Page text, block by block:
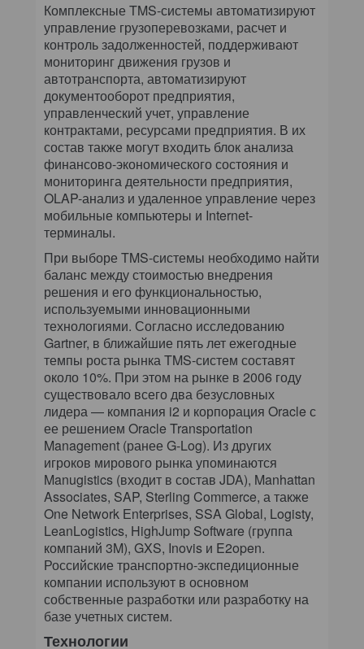
Комплексные TMS-системы автоматизируют
управление грузоперевозками, расчет и
контроль задолженностей, поддерживают
мониторинг движения грузов и
автотранспорта, автоматизируют
документооборот предприятия,
управленческий учет, управление
контрактами, ресурсами предприятия. В их
состав также могут входить блок анализа
финансово-экономического состояния и
мониторинга деятельности предприятия,
OLAP-анализ и удаленное управление через
мобильные компьютеры и Internet-
терминалы.
При выборе TMS-системы необходимо найти
баланс между стоимостью внедрения
решения и его функциональностью,
используемыми инновационными
технологиями. Согласно исследованию
Gartner, в ближайшие пять лет ежегодные
темпы роста рынка TMS-систем составят
около 10%. При этом на рынке в 2006 году
существовало всего два безусловных
лидера — компания i2 и корпорация Oracle с
ее решением Oracle Transportation
Management (ранее G-Log). Из других
игроков мирового рынка упоминаются
Manugistics (входит в состав JDA), Manhattan
Associates, SAP, Sterling Commerce, а также
One Network Еnterprises, SSA Global, Logisty,
LeanLogistics, HighJump Software (группа
компаний 3M), GXS, Inovis и E2open.
Российские транспортно-экспедиционные
компании используют в основном
собственные разработки или разработку на
базе учетных систем.
Технологии